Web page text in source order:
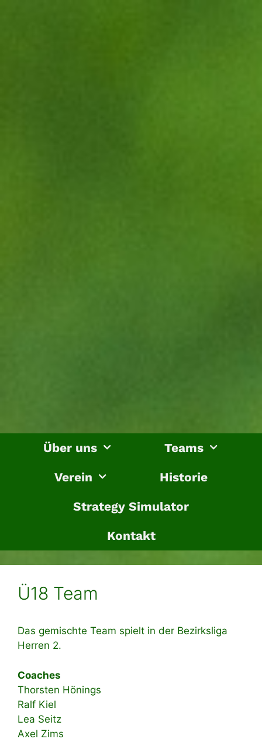
Über uns
Teams
Verein
Historie
Strategy Simulator
Kontakt
Ü18 Team
Das gemischte Team spielt in der Bezirksliga
Herren 2.
Coaches
Thorsten Hönings
Ralf Kiel
Lea Seitz
Axel Zims